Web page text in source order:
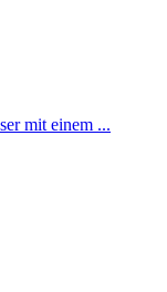
mit einem ...